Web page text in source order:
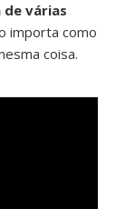
de várias
importa como
coisa.